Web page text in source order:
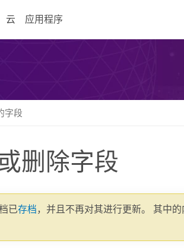
云 应用程序
字段
删除字段
已存档，并且不再对其进行更新。 其中